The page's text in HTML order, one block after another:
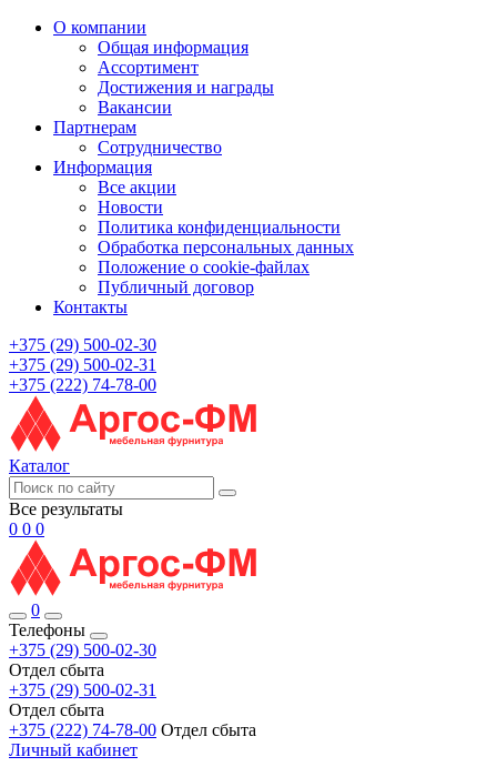
О компании
Общая информация
Ассортимент
Достижения и награды
Вакансии
Партнерам
Сотрудничество
Информация
Все акции
Новости
Политика конфиденциальности
Обработка персональных данных
Положение о cookie-файлах
Публичный договор
Контакты
+375 (29) 500-02-30
+375 (29) 500-02-31
+375 (222) 74-78-00
Каталог
Все результаты
0 0 0
0
Телефоны
+375 (29) 500-02-30
Отдел сбыта
+375 (29) 500-02-31
Отдел сбыта
+375 (222) 74-78-00 Отдел сбыта
Личный кабинет